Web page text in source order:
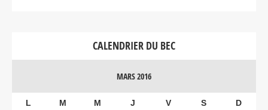
CALENDRIER DU BEC
MARS 2016
L M M J V S D